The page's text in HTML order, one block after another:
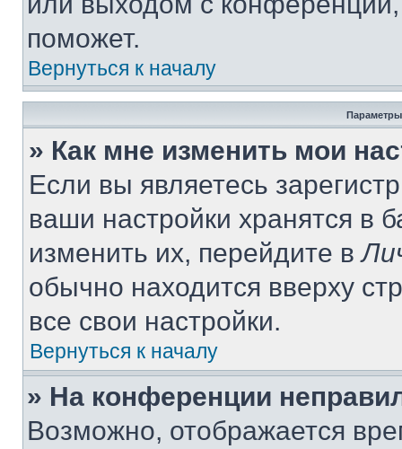
поможет.
Вернуться к началу
Параметры
» Как мне изменить мои
Если вы являетесь
ваши настройки хранятся в
изменить их, перейдите в
обычно находится вверху
все свои настройки.
Вернуться к началу
» На конференции
Возможно, отображается